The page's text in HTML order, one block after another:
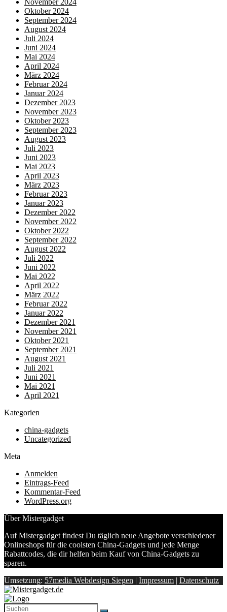
November 2024
Oktober 2024
September 2024
August 2024
Juli 2024
Juni 2024
Mai 2024
April 2024
März 2024
Februar 2024
Januar 2024
Dezember 2023
November 2023
Oktober 2023
September 2023
August 2023
Juli 2023
Juni 2023
Mai 2023
April 2023
März 2023
Februar 2023
Januar 2023
Dezember 2022
November 2022
Oktober 2022
September 2022
August 2022
Juli 2022
Juni 2022
Mai 2022
April 2022
März 2022
Februar 2022
Januar 2022
Dezember 2021
November 2021
Oktober 2021
September 2021
August 2021
Juli 2021
Juni 2021
Mai 2021
April 2021
Kategorien
china-gadgets
Uncategorized
Meta
Anmelden
Eintrags-Feed
Kommentar-Feed
WordPress.org
Über Mistergadget
Auf Mistergadget findest Du täglich neue Angebote verschiedener
Onlineshops für die coolsten China-Gadgets und jede Menge
Rabattcodes, die dir helfen beim Kauf von China-Gadgets zu
sparen.
Umsetzung: 57media Webdesign Siegen | Impressum | Datenschutz